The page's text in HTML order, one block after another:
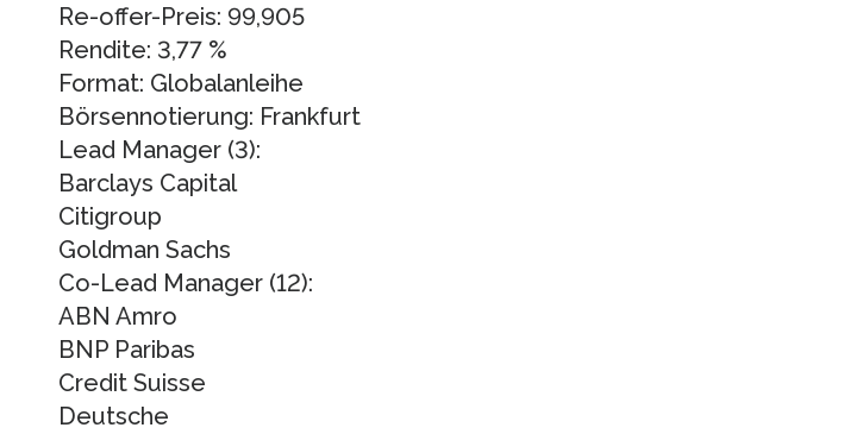
Re-offer-Preis: 99,905
Rendite: 3,77 %
Format: Globalanleihe
Börsennotierung: Frankfurt
Lead Manager (3):
Barclays Capital
Citigroup
Goldman Sachs
Co-Lead Manager (12):
ABN Amro
BNP Paribas
Credit Suisse
Deutsche